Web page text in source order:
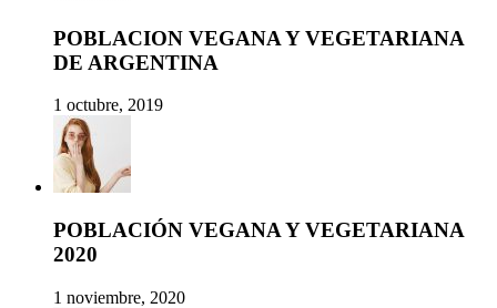
POBLACION VEGANA Y VEGETARIANA
DE ARGENTINA
1 octubre, 2019
POBLACIÓN VEGANA Y VEGETARIANA
2020
1 noviembre, 2020